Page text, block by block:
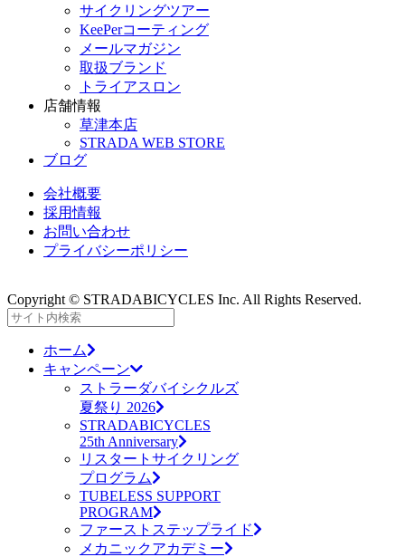
サイクリングツアー
KeePerコーティング
メールマガジン
取扱ブランド
トライアスロン
店舗情報
草津本店
STRADA WEB STORE
ブログ
会社概要
採用情報
お問い合わせ
プライバシーポリシー
Copyright © STRADABICYCLES Inc. All Rights Reserved.
ホーム
キャンペーン
ストラーダバイシクルズ
夏祭り 2026
STRADABICYCLES
25th Anniversary
リスタートサイクリング
プログラム
TUBELESS SUPPORT
PROGRAM
ファーストステップライド
メカニックアカデミー